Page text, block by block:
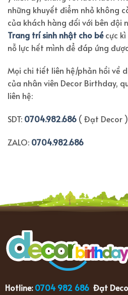
những khuyết điểm nhỏ không
của khách hàng đối với bên đội
Trang trí sinh nhật cho bécực kì
nỗ lực hết mình để đáp ứng
Mọi chi tiết liên hệ/phản hồi về
của nhân viên Decor Birthday,
liên hệ:
SDT: 0704.982.686 ( Đạt Decor )
ZALO: 0704.982.686
Hotline:0704 982 686 Đạt